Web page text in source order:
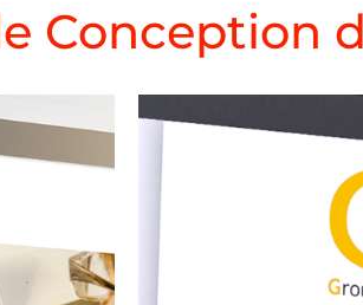
Conception